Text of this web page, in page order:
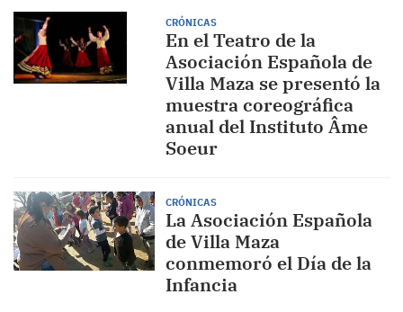
CRÓNICAS
En el Teatro de la
Asociación Española de
Villa Maza se presentó la
muestra coreográfica
anual del Instituto Âme
Soeur
CRÓNICAS
La Asociación Española
de Villa Maza
conmemoró el Día de la
Infancia